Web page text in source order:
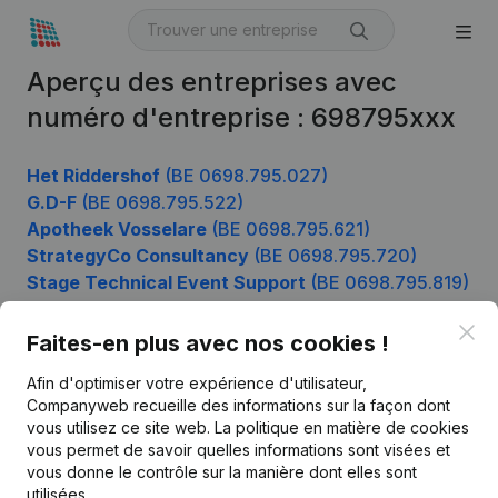
Aperçu des entreprises avec
numéro d'entreprise : 698795xxx
Het Riddershof (BE 0698.795.027)
G.D-F (BE 0698.795.522)
Apotheek Vosselare (BE 0698.795.621)
StrategyCo Consultancy (BE 0698.795.720)
Stage Technical Event Support (BE 0698.795.819)
Faites-en plus avec nos cookies !
Afin d'optimiser votre expérience d'utilisateur,
Companyweb recueille des informations sur la façon dont
vous utilisez ce site web. La politique en matière de cookies
vous permet de savoir quelles informations sont visées et
vous donne le contrôle sur la manière dont elles sont
utilisées.
Français
Informations d’entreprise
Monitoring